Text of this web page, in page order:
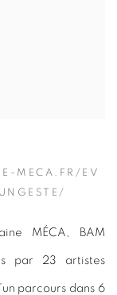
MECA.FR/EV
MÉCA, BAM
par 23 artistes
parcours dans 6